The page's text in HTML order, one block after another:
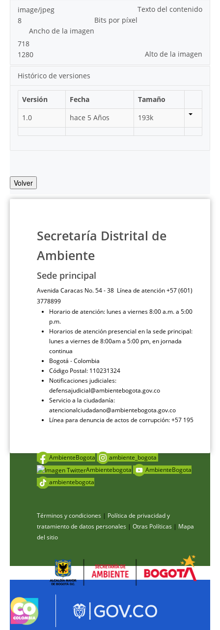
Texto del contenido
image/jpeg
Bits por píxel
8
Ancho de la imagen
718
Alto de la imagen
1280
Histórico de versiones
Versión Fecha
Tamaño
1.0
hace 5 Años 193k
Volver
Secretaría Distrital de
Ambiente
Sede principal
Avenida Caracas No. 54 - 38 Línea de atención +57 (601)
3778899
Horario de atención: lunes a viernes 8:00 a.m. a 5:00
p.m.
Horarios de atención presencial en la sede principal:
lunes a viernes de 8:00am a 5:00 pm, en jornada
continua
Bogotá - Colombia
Código Postal: 110231324
Notificaciones judiciales:
defensajudicial@ambientebogota.gov.co
Servicio a la ciudadanía:
atencionalciudadano@ambientebogota.gov.co
Línea para denuncia de actos de corrupción: +57 195
AmbienteBogota
ambiente_bogota
Ambientebogota
AmbienteBogota
ambientebogota
Términos y condiciones | Política de privacidad y
tratamiento de datos personales | Otras Políticas | Mapa
del sitio